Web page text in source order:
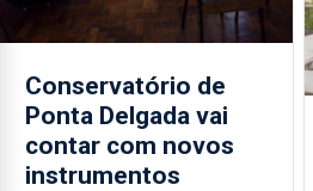
Conservatório de
Ponta Delgada vai
contar com novos
instrumentos